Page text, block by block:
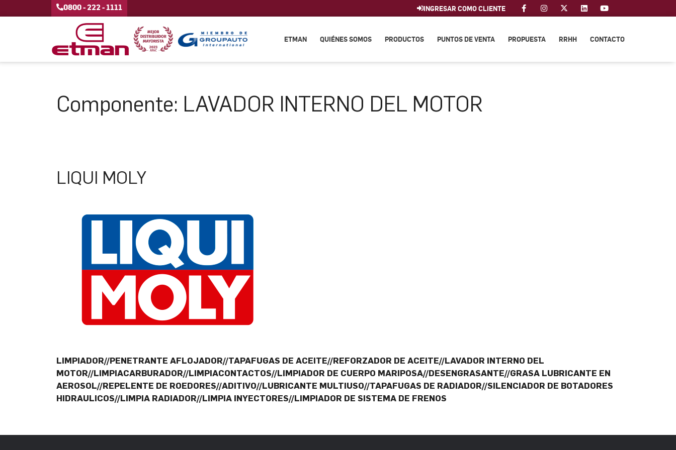
0800 - 222 - 1111 INGRESAR COMO CLIENTE
ETMAN QUIÉNES SOMOS PRODUCTOS PUNTOS DE VENTA PROPUESTA RRHH CONTACTO
Componente: LAVADOR INTERNO DEL MOTOR
LIQUI MOLY
LIMPIADOR//PENETRANTE AFLOJADOR//TAPAFUGAS DE ACEITE//REFORZADOR DE ACEITE//LAVADOR INTERNO DEL
MOTOR//LIMPIACARBURADOR//LIMPIACONTACTOS//LIMPIADOR DE CUERPO MARIPOSA//DESENGRASANTE//GRASA LUBRICANTE EN
AEROSOL//REPELENTE DE ROEDORES//ADITIVO//LUBRICANTE MULTIUSO//TAPAFUGAS DE RADIADOR//SILENCIADOR DE BOTADORES
HIDRAULICOS//LIMPIA RADIADOR//LIMPIA INYECTORES//LIMPIADOR DE SISTEMA DE FRENOS